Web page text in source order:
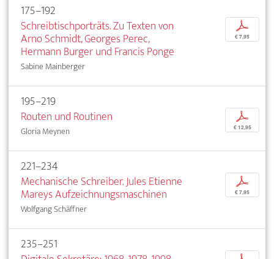
175–192
Schreibtischporträts. Zu Texten von
Arno Schmidt, Georges Perec,
Hermann Burger und Francis Ponge
Sabine Mainberger
p
€ 7,95
195–219
Routen und Routinen
Gloria Meynen
p
€ 12,95
221–234
Mechanische Schreiber. Jules Etienne
Mareys Aufzeichnungsmaschinen
Wolfgang Schäffner
p
€ 7,95
235–251